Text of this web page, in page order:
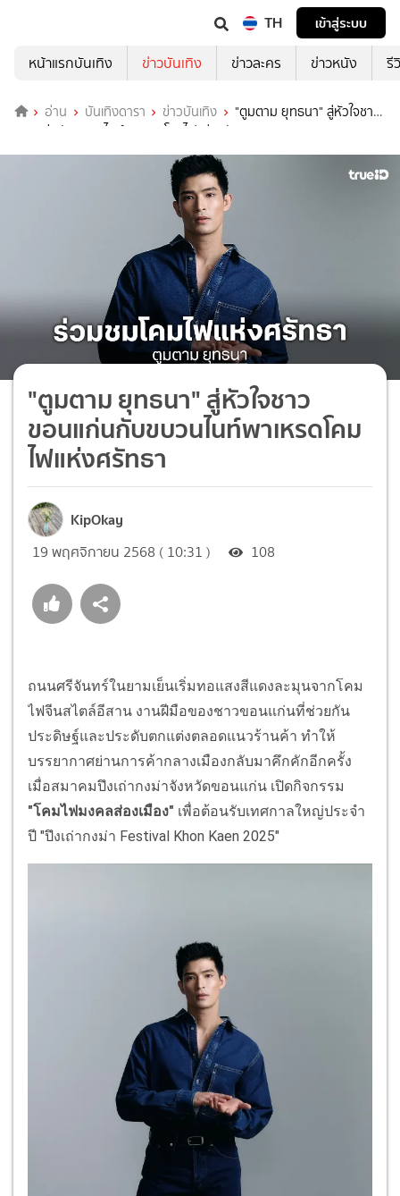
TH
เข้าสู่ระบบ
หน้าแรกบันเทิง
ข่าวบันเทิง ข่าวละคร ข่าวหนัง รี
อ่าน บันเทิงดารา ข่าวบันเทิง
"ตูมตาม ยุทธนา" สู่หัวใจชาว
ขอนแก่นกับขบวนไนท์พาเหรดโคมไฟแห่งศรัทธา
"ตูมตาม ยุทธนา" สู่หัวใจชาว
ขอนแก่นกับขบวนไนท์พาเหรดโคม
ไฟแห่งศรัทธา
KipOkay
19 พฤศจิกายน 2568 ( 10:31 ) 108
ถนนศรีจันทร์ในยามเย็นเริ่มทอแสงสีแดงละมุนจากโคม
ไฟจีนสไตล์อีสาน งานฝีมือของชาวขอนแก่นที่ช่วยกัน
ประดิษฐ์และประดับตกแต่งตลอดแนวร้านค้า ทำให้
บรรยากาศย่านการค้ากลางเมืองกลับมาคึกคักอีกครั้ง
เมื่อสมาคมปึงเถ่ากงม่าจังหวัดขอนแก่น เปิดกิจกรรม
"โคมไฟมงคลส่องเมือง" เพื่อต้อนรับเทศกาลใหญ่ประจำ
ปี "ปึงเถ่ากงม่า Festival Khon Kaen 2025"